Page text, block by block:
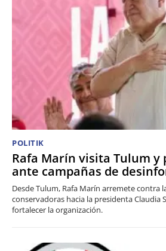
POLITIK
Rafa Marín visita Tulum y
ante campañas de
Desde Tulum, Rafa Marín arremete contra
conservadoras hacia la presidenta Claudia
fortalecer la organización.